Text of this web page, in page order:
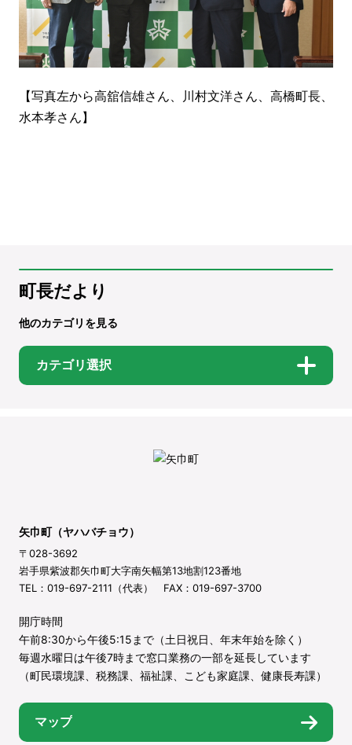
【写真左から高舘信雄さん、川村文洋さん、高橋町長、
水本孝さん】
町長だより
他のカテゴリを見る
カテゴリ選択
矢巾町（ヤハバチョウ）
〒028-3692
岩手県紫波郡矢巾町大字南矢幅第13地割123番地
TEL：019-697-2111（代表） FAX：019-697-3700
開庁時間
午前8:30から午後5:15まで（土日祝日、年末年始を除く）
毎週水曜日は午後7時まで窓口業務の一部を延長しています
（町民環境課、税務課、福祉課、こども家庭課、健康長寿課）
マップ